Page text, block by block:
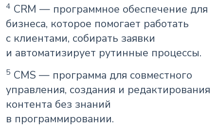
4 CRM — программное обеспечение для
бизнеса, которое помогает работать
с клиентами, собирать заявки
и автоматизирует рутинные процессы.
5 CMS — программа для совместного
управления, создания и редактирования
контента без знаний
в программировании.